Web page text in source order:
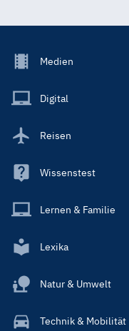
Footer
Main
Medien
Digital
Reisen
Wissenstest
Lernen & Familie
Lexika
Natur & Umwelt
Technik & Mobilität